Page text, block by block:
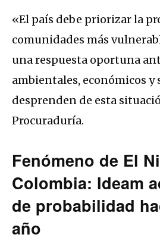
«El país debe priorizar la
comunidades más
una respuesta oportuna
ambientales, económicos y
desprenden de esta
Procuraduría.
Fenómeno de El
Colombia: Ideam
de probabilidad
año